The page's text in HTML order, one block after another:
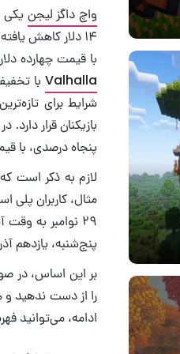
واچ داگز لیجن
با قیمت چهارده
Valhalla
شرایط برای
بازیکنان قرار دارد.
پنجاه درصدی، با قیمت ۲۰ دلار به فروش
لازم به ذکر است
۲۹ نوامبر به
پنج‌شنبه، یازدهم
بر این اساس، در
را از دست ندهید و
ادامه، می‌توانید